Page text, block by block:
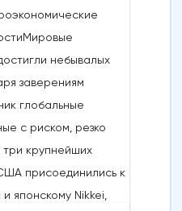
небывалых
заверениям
глобальные
с риском, резко
три крупнейших
присоединились к
японскому Nikkei,